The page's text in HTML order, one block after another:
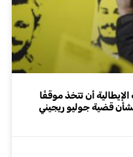
أن تتخذ موقفًا
قضية جوليو ريجيني